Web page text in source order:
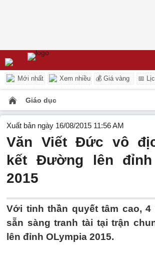
Mới nhất Xem nhiều 💰 Giá vàng 📅
Giáo dục
Xuất bản ngày 16/08/2015 11:56 AM
Văn Viết Đức vô
kết Đường lên đỉnh
2015
Với tinh thần quyết tâm cao, 4
sẵn sàng tranh tài tại trận
lên đỉnh OLympia 2015.